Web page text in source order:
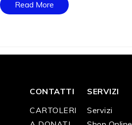
Read More
CONTATTI
CARTOLERI
SERVIZI
Servizi